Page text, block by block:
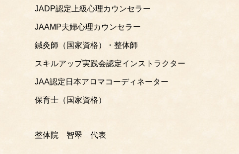
JADP認定上級心理カウンセラー
JAAMP夫婦心理カウンセラー
鍼灸師（国家資格）・整体師
スキルアップ実践会認定インストラクター
JAA認定日本アロマコーディネーター
保育士（国家資格）
整体院 智翠 代表